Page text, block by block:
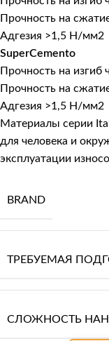
Прочность на
Адгезия >1,5 Н/мм2
SuperCemento
Прочность на
Прочность на
Адгезия >1,5 Н/мм2
Материалы серии
для человека и
эксплуатации
BRAND
ТРЕБУЕМАЯ
СЛОЖНОСТЬ